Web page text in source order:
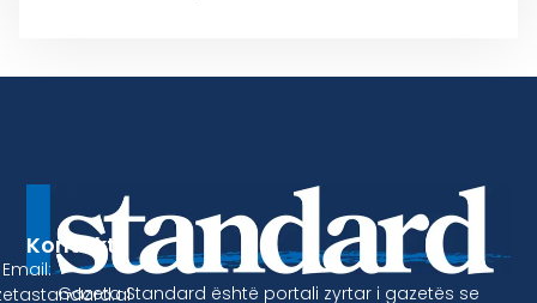
Gazeta Standard është portali zyrtar i gazetës se
Kontakt
Email: